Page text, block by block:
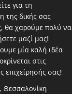
για τη
της δικής σας
θα χαρούμε πολύ να
μαζί μας!
μία καλή ιδέα
στις
επιχείρησής σας!
Θεσσαλονίκη